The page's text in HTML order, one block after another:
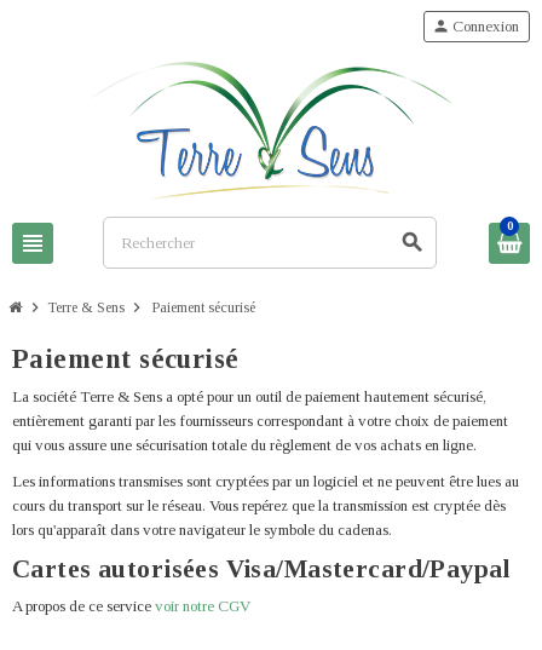
view_headline search
person Connexion
0
chevron_right Terre & Sens chevron_right Paiement sécurisé
Paiement sécurisé
La société Terre & Sens a opté pour un outil de paiement hautement sécurisé,
entièrement garanti par les fournisseurs correspondant à votre choix de paiement
qui vous assure une sécurisation totale du règlement de vos achats en ligne.
Les informations transmises sont cryptées par un logiciel et ne peuvent être lues au
cours du transport sur le réseau. Vous repérez que la transmission est cryptée dès
lors qu'apparaît dans votre navigateur le symbole du cadenas.
Cartes autorisées Visa/Mastercard/Paypal
A propos de ce service voir notre CGV